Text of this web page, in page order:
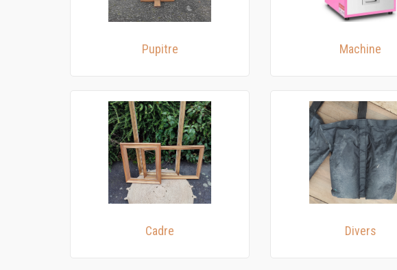
Pupitre Machine
Cadre Divers